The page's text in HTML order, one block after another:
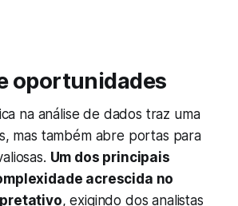
oportunidades
na análise de dados traz uma
mas também abre portas para
Um dos principais
acrescida no
, exigindo dos analistas